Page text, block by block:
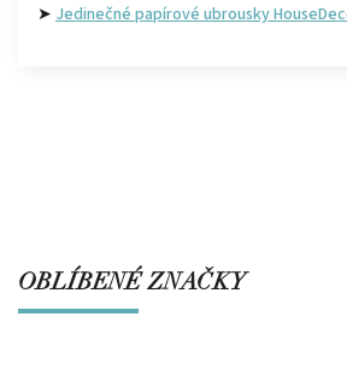
➤ Jedinečné papírové ubrousky
OBLÍBENÉ ZNAČKY